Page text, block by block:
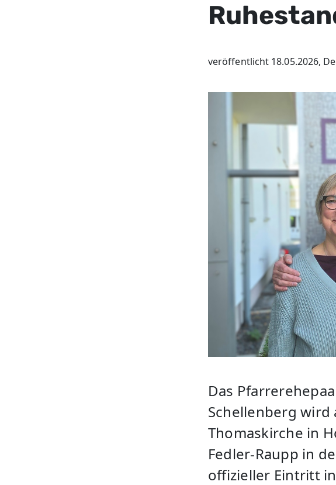
veröffentlicht 18.05.2026,
Das
Schellenberg wird
Thomaskirche in
Fedler-Raupp in
offizieller Eintritt